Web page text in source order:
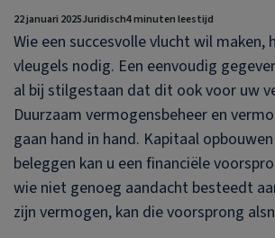
22 januari 2025Juridisch4 minuten leestijd
Wie een succesvolle vlucht wil maken,
vleugels nodig. Een eenvoudig
al bij stilgestaan dat dit ook voor uw
Duurzaam vermogensbeheer en
gaan hand in hand. Kapitaal
beleggen kan u een financiële
wie niet genoeg aandacht besteedt
zijn vermogen, kan die voorsprong